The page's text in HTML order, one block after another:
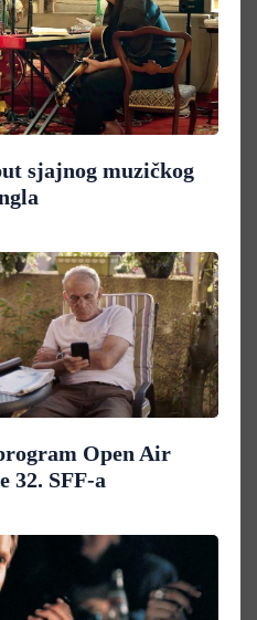
sjajnog muzičkog
Open Air
32. SFF-a